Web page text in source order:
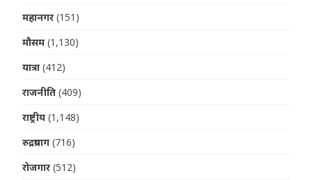
महानगर (151)
मौसम (1,130)
यात्रा (412)
राजनीति (409)
राष्ट्रीय (1,148)
रुद्रप्रयाग (716)
रोजगार (512)